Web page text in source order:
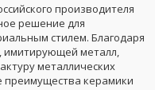
производителя
решение для
стилем. Благодаря
имитирующей металл,
металлических
преимущества керамики